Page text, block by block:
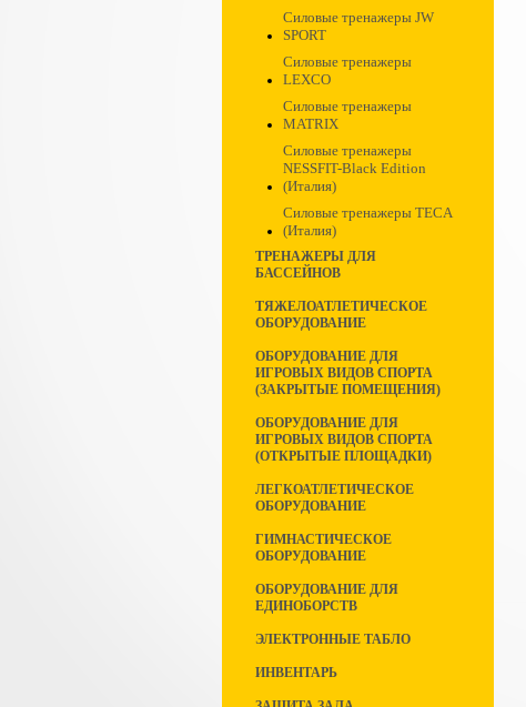
Силовые тренажеры JW
SPORT
Силовые тренажеры
LEXCO
Силовые тренажеры
MATRIX
Силовые тренажеры
NESSFIT-Black Edition
(Италия)
Силовые тренажеры TECA
(Италия)
ТРЕНАЖЕРЫ ДЛЯ
БАССЕЙНОВ
ТЯЖЕЛОАТЛЕТИЧЕСКОЕ
ОБОРУДОВАНИЕ
ОБОРУДОВАНИЕ ДЛЯ
ИГРОВЫХ ВИДОВ СПОРТА
(ЗАКРЫТЫЕ ПОМЕЩЕНИЯ)
ОБОРУДОВАНИЕ ДЛЯ
ИГРОВЫХ ВИДОВ СПОРТА
(ОТКРЫТЫЕ ПЛОЩАДКИ)
ЛЕГКОАТЛЕТИЧЕСКОЕ
ОБОРУДОВАНИЕ
ГИМНАСТИЧЕСКОЕ
ОБОРУДОВАНИЕ
ОБОРУДОВАНИЕ ДЛЯ
ЕДИНОБОРСТВ
ЭЛЕКТРОННЫЕ ТАБЛО
ИНВЕНТАРЬ